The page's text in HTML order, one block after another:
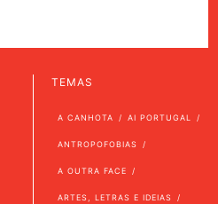
TEMAS
A CANHOTA AI PORTUGAL
ANTROPOFOBIAS
A OUTRA FACE
ARTES, LETRAS E IDEIAS